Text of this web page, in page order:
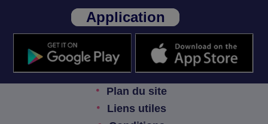
Application
Plan du site
Liens utiles